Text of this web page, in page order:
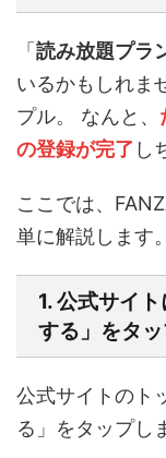
「 読み放題プラ
いるかもしれま
プル。 なんと、
の登録が完了 し
ここでは、
単に解説します。
1. 公式サイ
する」をタ
公式サイトのト
る」をタップし